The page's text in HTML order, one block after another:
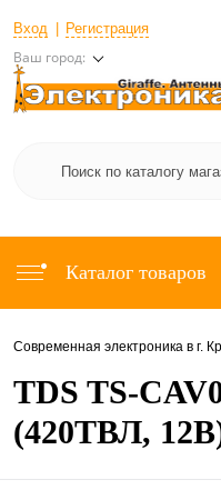
Вход Регистрация
Ваш город:
Каталог товаров
Современная электроника в г.
TDS TS-
(420ТВЛ,